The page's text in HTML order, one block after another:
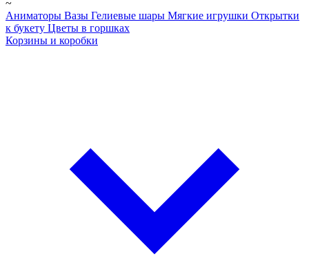
~
Аниматоры Вазы Гелиевые шары Мягкие игрушки Открытки
к букету Цветы в горшках
Корзины и коробки